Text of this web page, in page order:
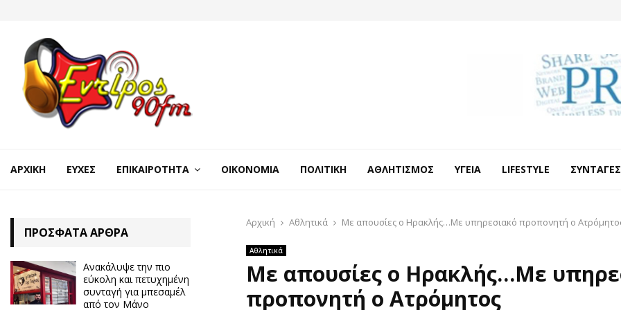
ΑΡΧΙΚΉ ΕΥΧΈΣ ΕΠΙΚΑΙΡΌΤΗΤΑ ΟΙΚΟΝΟΜΊΑ ΠΟΛΙΤΙΚΉ ΑΘΛΗΤΙΣΜΌΣ ΥΓΕΊΑ LIFESTYLE ΣΥΝΤΑΓΈΣ
Αρχική Αθλητικά Με απουσίες ο Ηρακλής…Με υπηρεσιακό προπονητή ο
Αθλητικά
Με απουσίες ο Ηρακλής…Με
προπονητή ο Ατρόμητος
ΠΡΌΣΦΑΤΑ ΆΡΘΡΑ
Ανακάλυψε την πιο
εύκολη και πετυχημένη
συνταγή για μπεσαμέλ
από τον Μάνο